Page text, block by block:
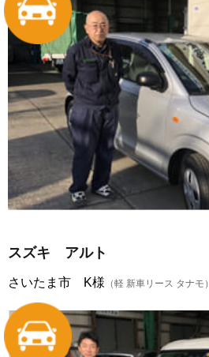
スズキ アルト
さいたま市 K様 （軽 新車リース タナモ）